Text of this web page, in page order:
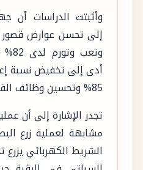
وأثبتت الدراسات أن
إلى تحسن عوارض
أدى إلى تخفيض نسبة
85% وتحسين وظائف القلب.
مشابهة لعملية زرع
الشريط الكهربائي يزرع